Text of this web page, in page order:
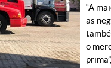
“A
as
o